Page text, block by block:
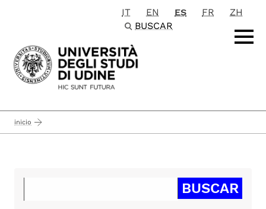
Passa al contenuto principale
IT EN ES FR
ZH
BUSCAR
inicio